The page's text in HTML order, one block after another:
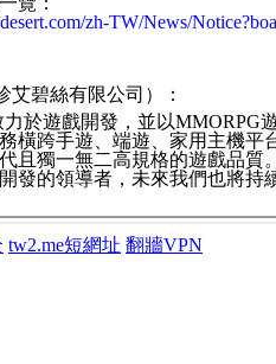
zh-TW/News/
珍艾碧絲有限公司）：
力於遊戲開發，並以MMORPG
橫跨手遊、端遊、家用主機
且獨一無二高規格的遊戲品質
發的領導者，未來我們也將持